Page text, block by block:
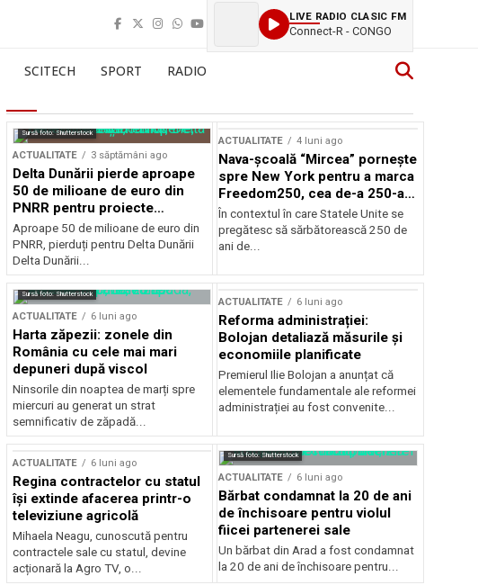
LIVE RADIO CLASIC FM
Connect-R - CONGO
SCITECH SPORT RADIO
Sursă foto: Shutterstock
ACTUALITATE 3 săptămâni ago
Delta Dunării pierde aproape
50 de milioane de euro din
PNRR pentru proiecte
esențiale
Aproape 50 de milioane de euro din
PNRR, pierduți pentru Delta Dunării
Delta Dunării...
ACTUALITATE 4 luni ago
Nava-școală “Mircea” pornește
spre New York pentru a marca
Freedom250, cea de-a 250-a
aniversare a Statelor Unite
În contextul în care Statele Unite se
pregătesc să sărbătorească 250 de
ani de...
Sursă foto: Shutterstock
ACTUALITATE 6 luni ago
Harta zăpezii: zonele din
România cu cele mai mari
depuneri după viscol
Ninsorile din noaptea de marți spre
miercuri au generat un strat
semnificativ de zăpadă...
ACTUALITATE 6 luni ago
Reforma administrației:
Bolojan detaliază măsurile și
economiile planificate
Premierul Ilie Bolojan a anunțat că
elementele fundamentale ale reformei
administrației au fost convenite...
ACTUALITATE 6 luni ago
Regina contractelor cu statul
își extinde afacerea printr-o
televiziune agricolă
Mihaela Neagu, cunoscută pentru
contractele sale cu statul, devine
acționară la Agro TV, o...
Sursă foto: Shutterstock
ACTUALITATE 6 luni ago
Bărbat condamnat la 20 de ani
de închisoare pentru violul
fiicei partenerei sale
Un bărbat din Arad a fost condamnat
la 20 de ani de închisoare pentru...